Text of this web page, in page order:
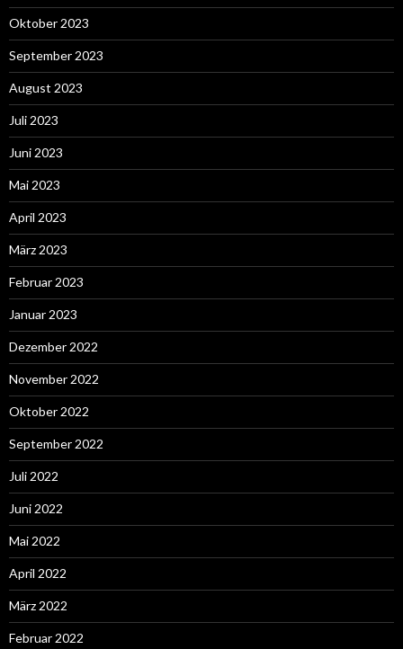
Oktober 2023
September 2023
August 2023
Juli 2023
Juni 2023
Mai 2023
April 2023
März 2023
Februar 2023
Januar 2023
Dezember 2022
November 2022
Oktober 2022
September 2022
Juli 2022
Juni 2022
Mai 2022
April 2022
März 2022
Februar 2022